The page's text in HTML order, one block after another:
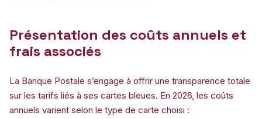
Présentation des coûts annuels et
frais associés
La Banque Postale s’engage à offrir une transparence totale
sur les tarifs liés à ses cartes bleues. En 2026, les coûts
annuels varient selon le type de carte choisi :